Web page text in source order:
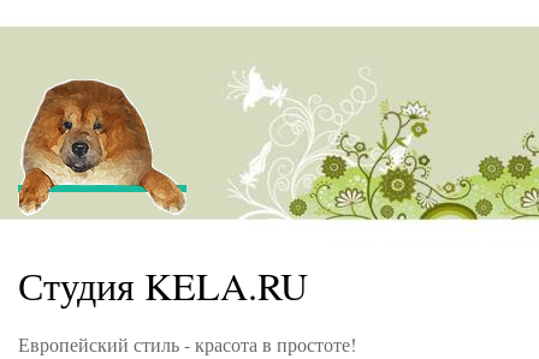
Студия KELA.RU
Европейский стиль - красота в простоте!